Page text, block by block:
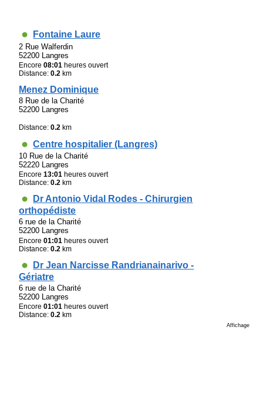
Fontaine Laure
2 Rue Walferdin
52200 Langres
Encore08:01 heures ouvert
Distance:0.2 km
Menez Dominique
8 Rue de la Charité
52200 Langres
Distance:0.2 km
Centre hospitalier (Langres)
10 Rue de la Charité
52220 Langres
Encore13:01 heures ouvert
Distance:0.2 km
Dr Antonio Vidal Rodes - Chirurgien
orthopédiste
6 rue de la Charité
52200 Langres
Encore01:01 heures ouvert
Distance:0.2 km
Dr Jean Narcisse Randrianainarivo -
Gériatre
6 rue de la Charité
52200 Langres
Encore01:01 heures ouvert
Distance:0.2 km
Affichage